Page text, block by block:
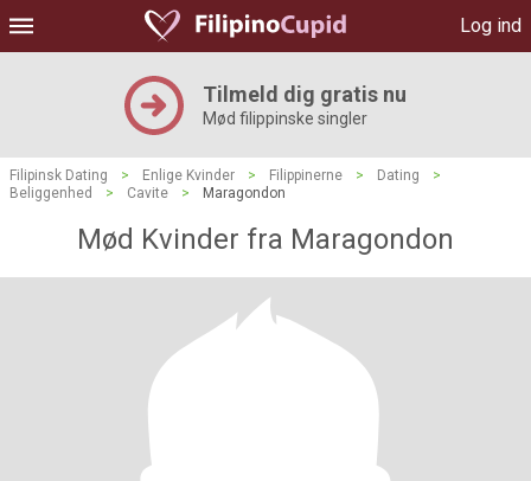
Log ind
Tilmeld dig gratis nu
Mød filippinske singler
Filipinsk Dating > Enlige Kvinder > Filippinerne > Dating
>
Beliggenhed
> Cavite > Maragondon
Mød Kvinder fra Maragondon